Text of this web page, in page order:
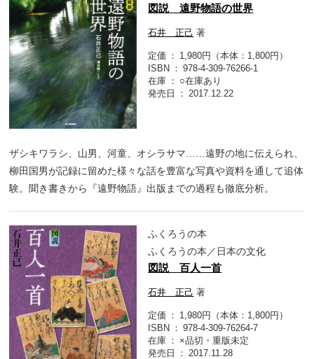
図説 遠野物語の世界
石井 正己 著
定価
1,980円（本体：1,800円）
ISBN
978-4-309-76266-1
在庫
○在庫あり
発売日
2017.12.22
ザシキワラシ、山男、河童、オシラサマ……遠野の地に伝えられ、
柳田国男が記録に留めた様々な話を豊富な写真や資料を通して追体
験。聞き書きから『遠野物語』出版までの過程も徹底分析。
ふくろうの本
ふくろうの本／日本の文化
図説 百人一首
石井 正己 著
定価
1,980円（本体：1,800円）
ISBN
978-4-309-76264-7
在庫
×品切・重版未定
発売日
2017.11.28